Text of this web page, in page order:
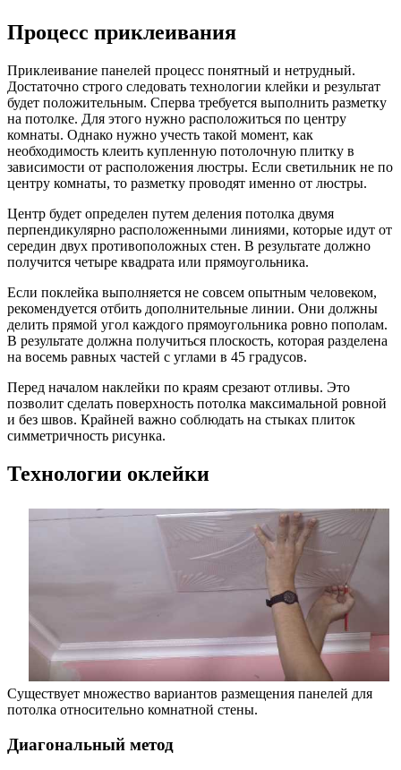
Процесс приклеивания
Приклеивание панелей процесс понятный и нетрудный.
Достаточно строго следовать технологии клейки и результат
будет положительным. Сперва требуется выполнить разметку
на потолке. Для этого нужно расположиться по центру
комнаты. Однако нужно учесть такой момент, как
необходимость клеить купленную потолочную плитку в
зависимости от расположения люстры. Если светильник не по
центру комнаты, то разметку проводят именно от люстры.
Центр будет определен путем деления потолка двумя
перпендикулярно расположенными линиями, которые идут от
середин двух противоположных стен. В результате должно
получится четыре квадрата или прямоугольника.
Если поклейка выполняется не совсем опытным человеком,
рекомендуется отбить дополнительные линии. Они должны
делить прямой угол каждого прямоугольника ровно пополам.
В результате должна получиться плоскость, которая разделена
на восемь равных частей с углами в 45 градусов.
Перед началом наклейки по краям срезают отливы. Это
позволит сделать поверхность потолка максимальной ровной
и без швов. Крайней важно соблюдать на стыках плиток
симметричность рисунка.
Технологии оклейки
Существует множество вариантов размещения панелей для
потолка относительно комнатной стены.
Диагональный метод